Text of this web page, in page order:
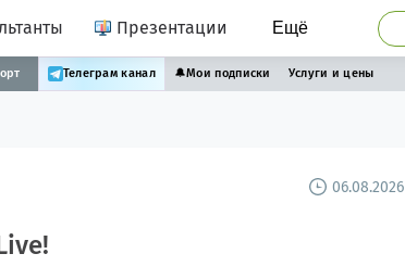
Презентации Ещё
Телеграм канал 🔔Мои подписки Услуги и цены
06.08.2026